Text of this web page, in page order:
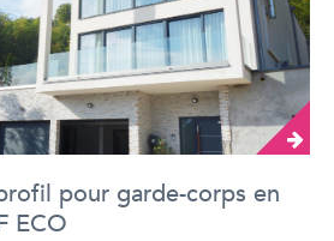
pour garde-corps en
ECO